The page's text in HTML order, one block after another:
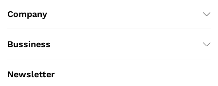
Company
Bussiness
Newsletter